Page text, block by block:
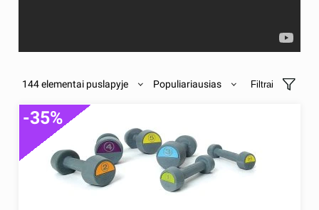
144 elementai puslapyje Populiariausias Filtrai
-35%